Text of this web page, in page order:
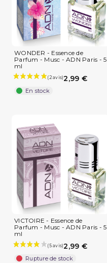
(1 avis)
WONDER - Essence de
Parfum - Musc - ADN Paris - 5
ml
2,99 €
En stock
VICTOIRE - Essence de
Parfum - Musc - ADN Paris - 5
ml
2,99 €
Rupture de stock